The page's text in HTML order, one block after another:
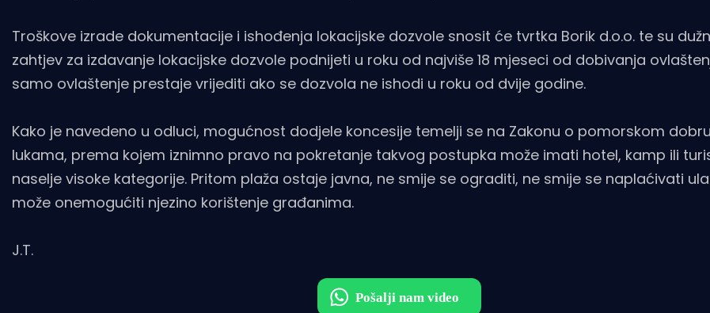
Troškove izrade dokumentacije i ishođenja lokacijske dozvole snosit će tvrtka Borik d.o.o. te su
zahtjev za izdavanje lokacijske dozvole podnijeti u roku od najviše 18 mjeseci od dobivanja
samo ovlaštenje prestaje vrijediti ako se dozvola ne ishodi u roku od dvije godine.
Kako je navedeno u odluci, mogućnost dodjele koncesije temelji se na Zakonu o pomorskom
lukama, prema kojem iznimno pravo na pokretanje takvog postupka može imati hotel, kamp ili
naselje visoke kategorije. Pritom plaža ostaje javna, ne smije se ograditi, ne smije se naplaćivati
može onemogućiti njezino korištenje građanima.
J.T.